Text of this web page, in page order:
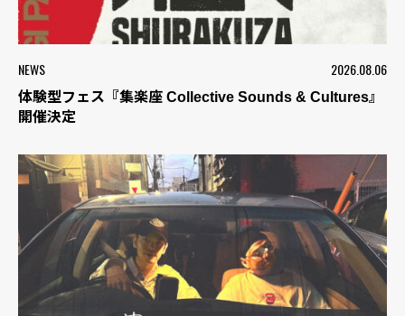
NEWS 2026.08.06
体験型フェス『集楽座 Collective Sounds & Cultures』
開催決定